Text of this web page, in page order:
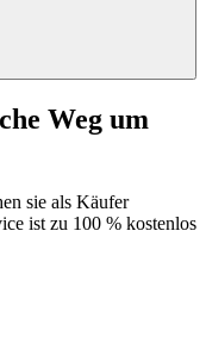
Weg um
sie als Käufer
ist zu 100 % kostenlos